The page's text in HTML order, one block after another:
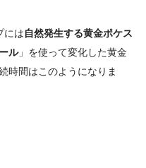
には自然発生する黄金ポケス
ル」を使って変化した黄金
時間はこのようになりま